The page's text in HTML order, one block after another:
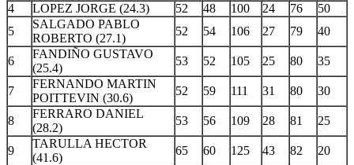
4
LOPEZ JORGE (24.3) 52 48 100 24 76
50
5
SALGADO PABLO
ROBERTO (27.1)
52 54 106 27 79 40
6
FANDIÑO GUSTAVO
(25.4)
53 52 105 25 80 35
7
FERNANDO MARTIN
POITTEVIN (30.6)
52 59 111 31 80 30
8
FERRARO DANIEL
(28.2)
53 56 109 28 81 25
9
TARULLA HECTOR
(41.6)
65 60 125 43 82 20